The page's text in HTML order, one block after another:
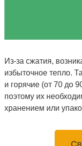
Из-за сжатия,
избыточное тепло.
и горячие (от 70 до
поэтому их
хранением или